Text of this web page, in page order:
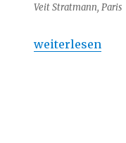
Veit Stratmann, Paris
„Veit Stratmann
weiterlesen